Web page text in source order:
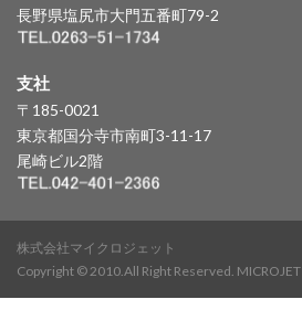
長野県塩尻市大門五番町79-2
支社
〒185-0021
東京都国分寺市南町3-11-17
尾崎ビル2階
株式会社マイクロジェット
Copyright © 2010.All Right Reserved. MICROJET